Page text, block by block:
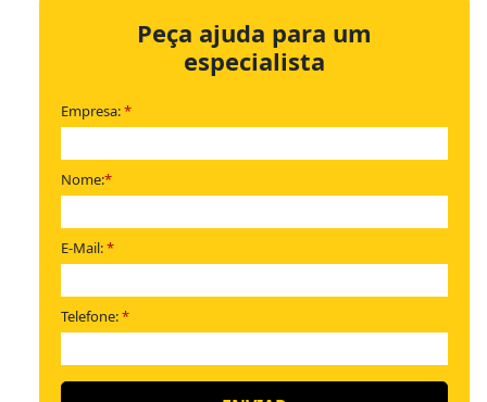
Peça ajuda para um
especialista
Empresa:*
Nome:*
E-Mail:*
Telefone:*